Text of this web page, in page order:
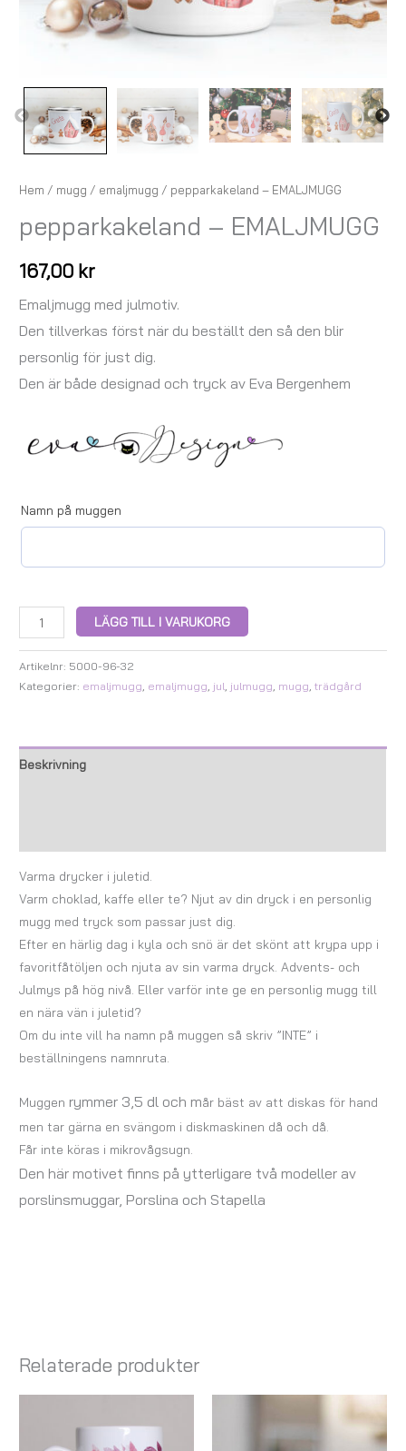
Hem / mugg / emaljmugg / pepparkakeland – EMALJMUGG
pepparkakeland – EMALJMUGG
167,00 kr
Emaljmugg med julmotiv.
Den tillverkas först när du beställt den så den blir
personlig för just dig.
Den är både designad och tryck av Eva Bergenhem
Namn på muggen
LÄGG TILL I VARUKORG
Artikelnr: 5000-96-32
Kategorier: emaljmugg, emaljmugg, jul, julmugg, mugg,trädgård
Beskrivning
Varma drycker i juletid.
Varm choklad, kaffe eller te? Njut av din dryck i en personlig
mugg med tryck som passar just dig.
Efter en härlig dag i kyla och snö är det skönt att krypa upp i
favoritfåtöljen och njuta av sin varma dryck. Advents- och
Julmys på hög nivå. Eller varför inte ge en personlig mugg till
en nära vän i juletid?
Om du inte vill ha namn på muggen så skriv ”INTE” i
beställningens namnruta.
Muggen rymmer 3,5 dl och mår bäst av att diskas för hand
men tar gärna en svängom i diskmaskinen då och då.
Får inte köras i mikrovågsugn.
Den här motivet finns på ytterligare två modeller av
porslinsmuggar, Porslina och Stapella
Relaterade produkter